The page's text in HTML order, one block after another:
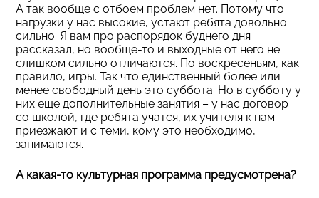
А так вообще с отбоем проблем нет. Потому что
нагрузки у нас высокие, устают ребята довольно
сильно. Я вам про распорядок буднего дня
рассказал, но вообще-то и выходные от него не
слишком сильно отличаются. По воскресеньям, как
правило, игры. Так что единственный более или
менее свободный день это суббота. Но в субботу у
них еще дополнительные занятия – у нас договор
со школой, где ребята учатся, их учителя к нам
приезжают и с теми, кому это необходимо,
занимаются.
А какая-то культурная программа предусмотрена?